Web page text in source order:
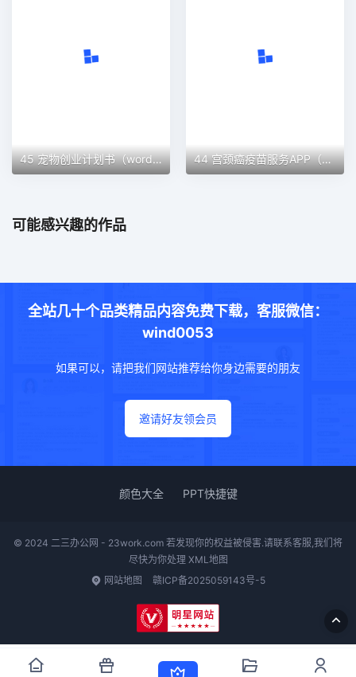
44 宫颈癌疫苗服务APP（word＋ppt配套）创业计划书word模板
可能感兴趣的作品
全站几十个品类精品内容免费下载，客服微信：
wind0053
如果可以，请把我们网站推荐给你身边需要的朋友
邀请好友领会员
颜色大全 PPT快捷键
© 2024 二三办公网 - 23work.com 若发现你的权益被侵害.请联系客服,我们将
尽快为你处理 XML地图
网站地图
赣ICP备2025059143号-5